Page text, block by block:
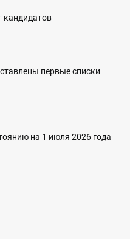
кандидатов
первые списки
на 1 июля 2026 года